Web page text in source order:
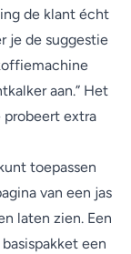
de klant écht
je de suggestie
aan.” Het
extra
toepassen
van een jas
laten zien. Een
een